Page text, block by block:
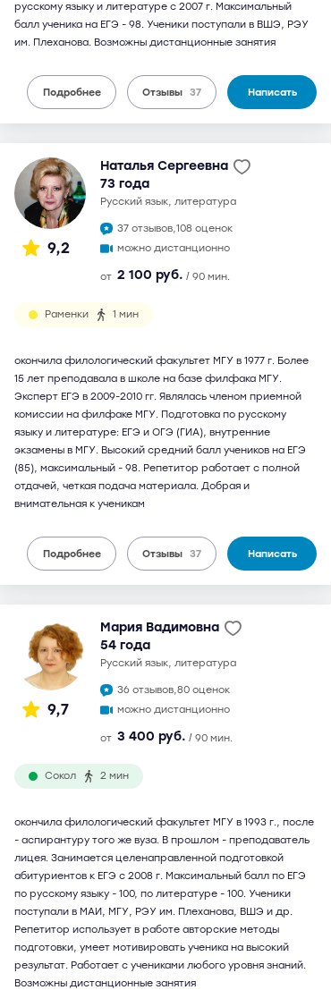
русскому языку и литературе с 2007 г. Максимальный
балл ученика на ЕГЭ - 98. Ученики поступали в ВШЭ, РЭУ
им. Плеханова. Возможны дистанционные занятия
Подробнее Отзывы 37 Написать
9,2
Наталья Сергеевна
73 года
русский язык, литература
37 отзывов,108 оценок
можно дистанционно
от 2 100 руб. / 90 мин.
Раменки 1 мин
окончила филологический факультет МГУ в 1977 г. Более
15 лет преподавала в школе на базе филфака МГУ.
Эксперт ЕГЭ в 2009-2010 гг. Являлась членом приемной
комиссии на филфаке МГУ. Подготовка по русскому
языку и литературе: ЕГЭ и ОГЭ (ГИА), внутренние
экзамены в МГУ. Высокий средний балл учеников на ЕГЭ
(85), максимальный - 98. Репетитор работает с полной
отдачей, четкая подача материала. Добрая и
внимательная к ученикам
Подробнее Отзывы 37 Написать
9,7
Мария Вадимовна
54 года
русский язык, литература
36 отзывов,80 оценок
можно дистанционно
от 3 400 руб. / 90 мин.
Сокол 2 мин
окончила филологический факультет МГУ в 1993 г., после
- аспирантуру того же вуза. В прошлом - преподаватель
лицея. Занимается целенаправленной подготовкой
абитуриентов к ЕГЭ с 2008 г. Максимальный балл по ЕГЭ
по русскому языку - 100, по литературе - 100. Ученики
поступали в МАИ, МГУ, РЭУ им. Плеханова, ВШЭ и др.
Репетитор использует в работе авторские методы
подготовки, умеет мотивировать ученика на высокий
результат. Работает с учениками любого уровня знаний.
Возможны дистанционные занятия